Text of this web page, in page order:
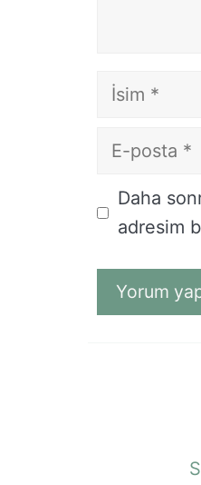
İsim
E-
İnternet
sitesi
Daha
adresim